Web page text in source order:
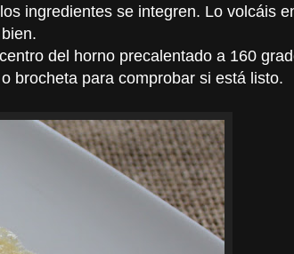
ingredientes se integren. Lo volcáis
del horno precalentado a 160
brocheta para comprobar si está listo.